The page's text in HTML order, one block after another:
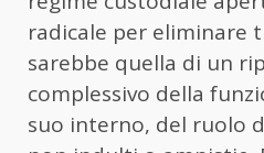
radicale per eliminare
sarebbe quella di un
complessivo della
suo interno, del ruolo